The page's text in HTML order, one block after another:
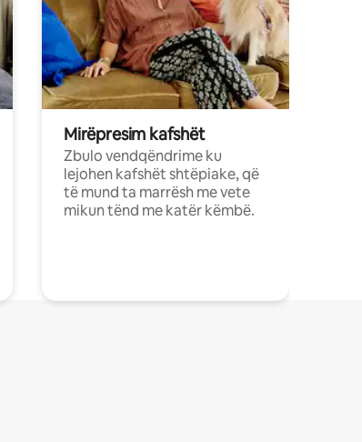
Mirëpresim kafshët
Zbulo vendqëndrime ku
lejohen kafshët shtëpiake, që
të mund ta marrësh me vete
mikun tënd me katër këmbë.